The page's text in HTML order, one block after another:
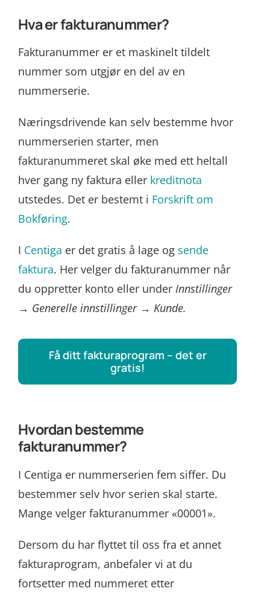
Hva er fakturanummer?
Fakturanummer er et maskinelt tildelt
nummer som utgjør en del av en
nummerserie.
Næringsdrivende kan selv bestemme hvor
nummerserien starter, men
fakturanummeret skal øke med ett heltall
hver gang ny faktura eller kreditnota
utstedes. Det er bestemt i Forskrift om
Bokføring.
I Centiga er det gratis å lage og sende
faktura. Her velger du fakturanummer når
du oppretter konto eller under Innstillinger
→ Generelle innstillinger → Kunde.
Få ditt fakturaprogram – det er
gratis!
Hvordan bestemme
fakturanummer?
I Centiga er nummerserien fem siffer. Du
bestemmer selv hvor serien skal starte.
Mange velger fakturanummer «00001».
Dersom du har flyttet til oss fra et annet
fakturaprogram, anbefaler vi at du
fortsetter med nummeret etter